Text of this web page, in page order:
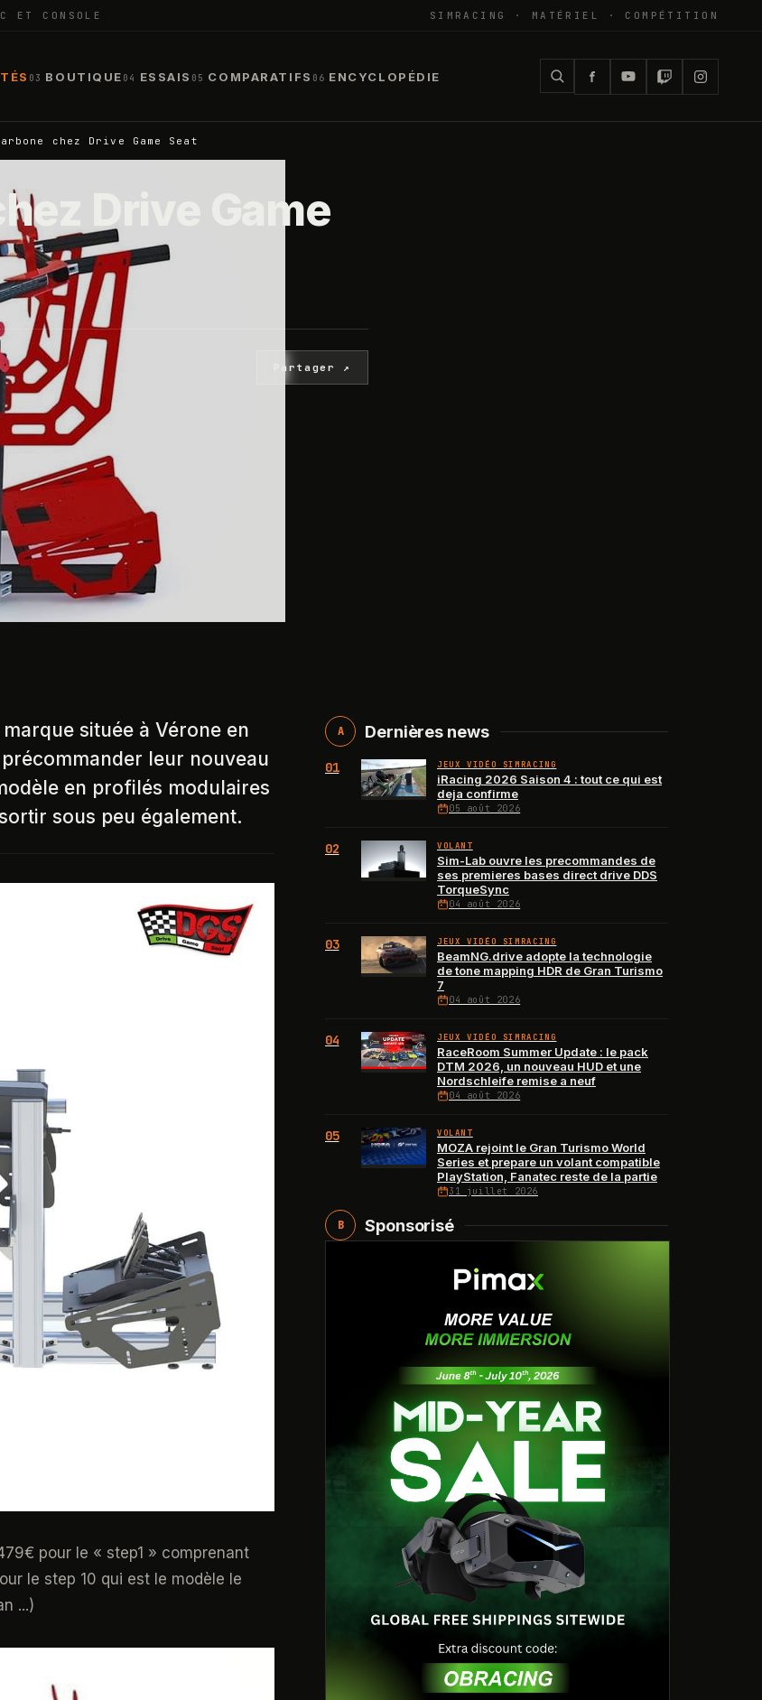
ET CONSOLE SIMRACING · MATÉRIEL · COMPÉTITION
03 BOUTIQUE 04 ESSAIS 05 COMPARATIFS 06 ENCYCLOPÉDIE
chez Drive Game Seat
Drive Game
Partager ↗
marque située à Vérone en
leur nouveau
en profilés modulaires
sous peu également.
pour le « step1 » comprenant
le step 10 qui est le modèle le
...)
A Dernières news
01 JEUX VIDÉO SIMRACING
iRacing 2026 Saison 4 : tout ce qui est
deja confirme
05 août 2026
02 VOLANT
Sim-Lab ouvre les precommandes de
ses premieres bases direct drive DDS
TorqueSync
04 août 2026
03 JEUX VIDÉO SIMRACING
BeamNG.drive adopte la technologie
de tone mapping HDR de Gran Turismo
7
04 août 2026
04 JEUX VIDÉO SIMRACING
RaceRoom Summer Update : le pack
DTM 2026, un nouveau HUD et une
Nordschleife remise a neuf
04 août 2026
05 VOLANT
MOZA rejoint le Gran Turismo World
Series et prepare un volant compatible
PlayStation, Fanatec reste de la partie
31 juillet 2026
B Sponsorisé